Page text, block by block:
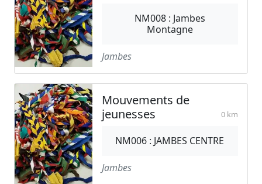
NM008 : Jambes
Montagne
Jambes
Mouvements de
jeunesses
0 km
NM006 : JAMBES CENTRE
Jambes